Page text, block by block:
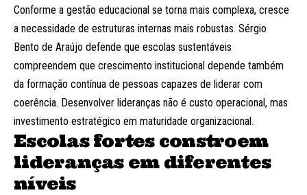
Conforme a gestão educacional se torna mais complexa, cresce
a necessidade de estruturas internas mais robustas. Sérgio
Bento de Araújo defende que escolas sustentáveis
compreendem que crescimento institucional depende também
da formação contínua de pessoas capazes de liderar com
coerência. Desenvolver lideranças não é custo operacional, mas
investimento estratégico em maturidade organizacional.
Escolas fortes constroem
lideranças em diferentes
níveis